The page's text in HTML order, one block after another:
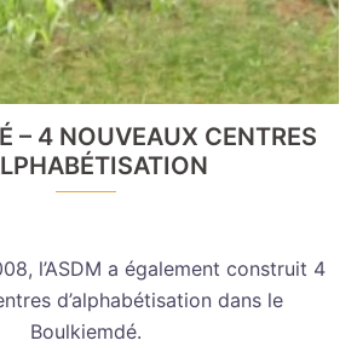
– 4 NOUVEAUX CENTRES
l’ASDM a également construit 4
d’alphabétisation dans le
Boulkiemdé.